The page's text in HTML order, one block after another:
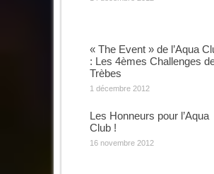
« The Event » de l’Aqua
: Les 4èmes Challenges
Trèbes
1 décembre 2012
Les Honneurs pour l’Aqua
Club !
16 novembre 2012